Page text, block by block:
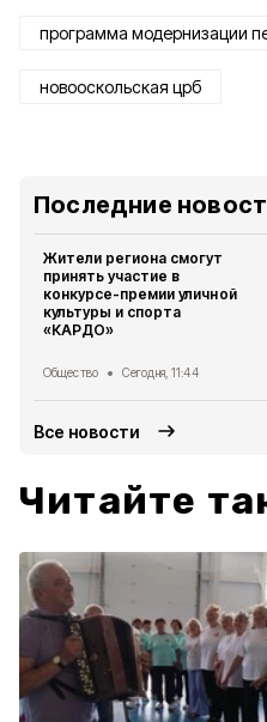
программа модернизации
новооскольская црб
Последние
Жители региона смогут
принять участие в
конкурсе-премии уличной
культуры и спорта
«КАРДО»
Общество Сегодня, 11:44
Все новости
Читайте